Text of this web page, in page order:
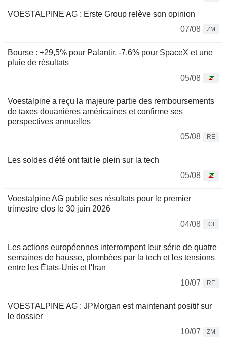
VOESTALPINE AG : Erste Group relève son opinion
07/08
ZM
Bourse : +29,5% pour Palantir, -7,6% pour SpaceX et une
pluie de résultats
05/08
Voestalpine a reçu la majeure partie des remboursements
de taxes douanières américaines et confirme ses
perspectives annuelles
05/08
RE
Les soldes d'été ont fait le plein sur la tech
05/08
Voestalpine AG publie ses résultats pour le premier
trimestre clos le 30 juin 2026
04/08
CI
Les actions européennes interrompent leur série de quatre
semaines de hausse, plombées par la tech et les tensions
entre les États-Unis et l'Iran
10/07
RE
VOESTALPINE AG : JPMorgan est maintenant positif sur
le dossier
10/07
ZM